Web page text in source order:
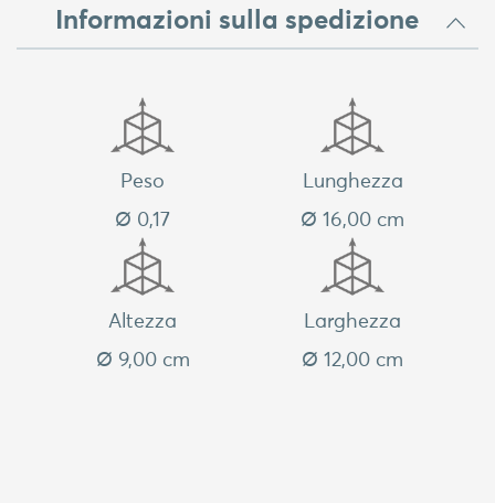
Informazioni sulla spedizione
Peso
Ø 0,17
Lunghezza
Ø 16,00 cm
Altezza
Ø 9,00 cm
Larghezza
Ø 12,00 cm